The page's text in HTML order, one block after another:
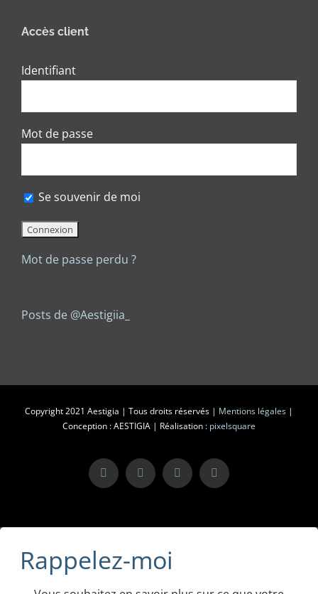
Accès client
Identifiant
Mot de passe
Se souvenir de moi
Mot de passe perdu ?
Posts de @Aestigiia_
Copyright 2021 Aestigia | Tous droits réservés | Mentions légales |
Conception : AESTIGIA | Réalisation : pixelsquare
X LinkedInInstagramFacebook
Rappelez-moi